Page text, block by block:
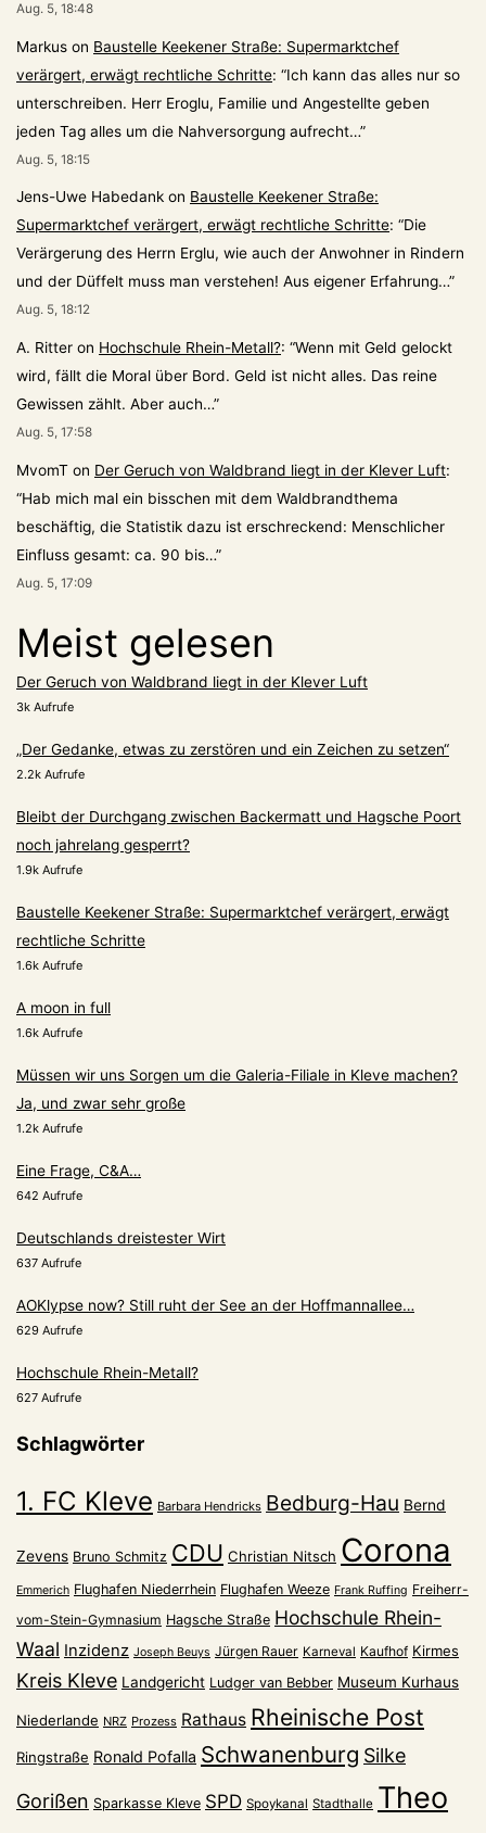
Aug. 5, 18:48
Markus on Baustelle Keekener Straße: Supermarktchef
verärgert, erwägt rechtliche Schritte: “Ich kann das alles nur so
unterschreiben. Herr Eroglu, Familie und Angestellte geben
jeden Tag alles um die Nahversorgung aufrecht…”
Aug. 5, 18:15
Jens-Uwe Habedank on Baustelle Keekener Straße:
Supermarktchef verärgert, erwägt rechtliche Schritte: “Die
Verärgerung des Herrn Erglu, wie auch der Anwohner in Rindern
und der Düffelt muss man verstehen! Aus eigener Erfahrung…”
Aug. 5, 18:12
A. Ritter on Hochschule Rhein-Metall?: “Wenn mit Geld gelockt
wird, fällt die Moral über Bord. Geld ist nicht alles. Das reine
Gewissen zählt. Aber auch…”
Aug. 5, 17:58
MvomT on Der Geruch von Waldbrand liegt in der Klever Luft:
“Hab mich mal ein bisschen mit dem Waldbrandthema
beschäftig, die Statistik dazu ist erschreckend: Menschlicher
Einfluss gesamt: ca. 90 bis…”
Aug. 5, 17:09
Meist gelesen
Der Geruch von Waldbrand liegt in der Klever Luft
3k Aufrufe
„Der Gedanke, etwas zu zerstören und ein Zeichen zu setzen“
2.2k Aufrufe
Bleibt der Durchgang zwischen Backermatt und Hagsche Poort
noch jahrelang gesperrt?
1.9k Aufrufe
Baustelle Keekener Straße: Supermarktchef verärgert, erwägt
rechtliche Schritte
1.6k Aufrufe
A moon in full
1.6k Aufrufe
Müssen wir uns Sorgen um die Galeria-Filiale in Kleve machen?
Ja, und zwar sehr große
1.2k Aufrufe
Eine Frage, C&A…
642 Aufrufe
Deutschlands dreistester Wirt
637 Aufrufe
AOKlypse now? Still ruht der See an der Hoffmannallee…
629 Aufrufe
Hochschule Rhein-Metall?
627 Aufrufe
Schlagwörter
1. FC Kleve Barbara Hendricks Bedburg-Hau Bernd
Zevens Bruno Schmitz CDU Christian Nitsch Corona
Emmerich Flughafen Niederrhein Flughafen Weeze Frank Ruffing Freiherr-
vom-Stein-Gymnasium Hagsche Straße Hochschule Rhein-
Waal Inzidenz Joseph Beuys Jürgen Rauer Karneval Kaufhof Kirmes
Kreis Kleve Landgericht Ludger van Bebber Museum Kurhaus
Niederlande NRZ Prozess Rathaus Rheinische Post
Ringstraße Ronald Pofalla Schwanenburg Silke
Gorißen Sparkasse Kleve SPD Spoykanal Stadthalle Theo